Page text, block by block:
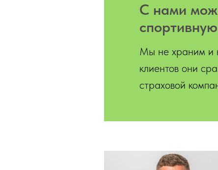
С нами
Мы не храним и
клиентов они
страховой